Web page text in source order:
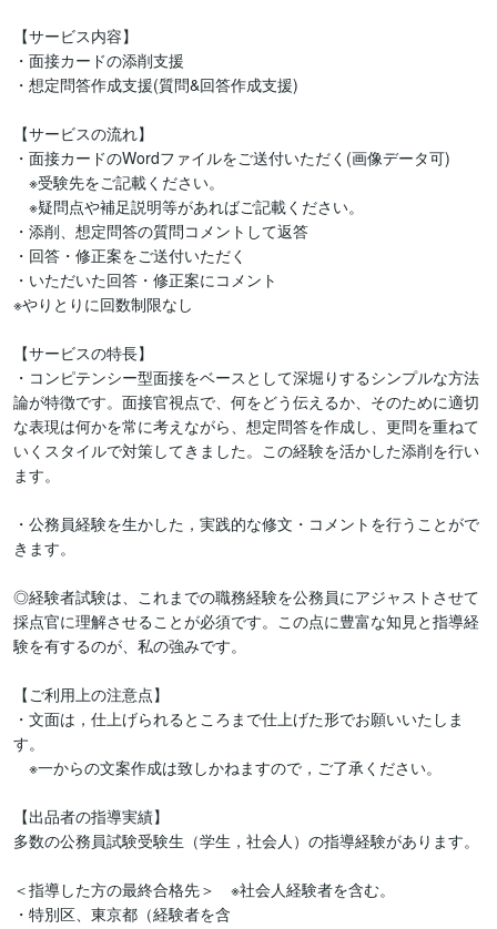
【サービス内容】
・面接カードの添削支援
・想定問答作成支援(質問&回答作成支援)
【サービスの流れ】
・面接カードのWordファイルをご送付いただく(画像データ可)
※受験先をご記載ください。
※疑問点や補足説明等があればご記載ください。
・添削、想定問答の質問コメントして返答
・回答・修正案をご送付いただく
・いただいた回答・修正案にコメント
※やりとりに回数制限なし
【サービスの特長】
・コンピテンシー型面接をベースとして深堀りするシンプルな方法
論が特徴です。面接官視点で、何をどう伝えるか、そのために適切
な表現は何かを常に考えながら、想定問答を作成し、更問を重ねて
いくスタイルで対策してきました。この経験を活かした添削を行い
ます。
・公務員経験を生かした，実践的な修文・コメントを行うことがで
きます。
◎経験者試験は、これまでの職務経験を公務員にアジャストさせて
採点官に理解させることが必須です。この点に豊富な知見と指導経
験を有するのが、私の強みです。
【ご利用上の注意点】
・文面は，仕上げられるところまで仕上げた形でお願いいたしま
す。
※一からの文案作成は致しかねますので，ご了承ください。
【出品者の指導実績】
多数の公務員試験受験生（学生，社会人）の指導経験があります。
＜指導した方の最終合格先＞　※社会人経験者を含む。
・特別区、東京都（経験者を含